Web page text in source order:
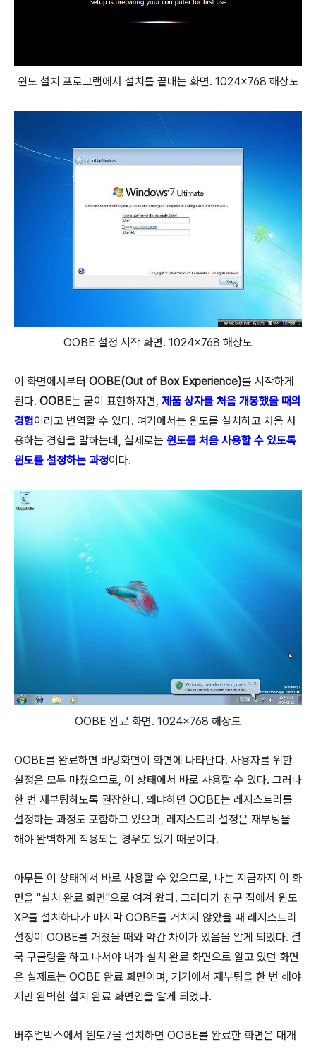
윈도 설치 프로그램에서 설치를 끝내는 화면. 1024×768 해상도
OOBE 설정 시작 화면. 1024×768 해상도
이 화면에서부터 OOBE(Out of Box Experience)를 시작하게
된다. OOBE는 굳이 표현하자면, 제품 상자를 처음 개봉했을 때의
경험이라고 번역할 수 있다. 여기에서는 윈도를 설치하고 처음 사
용하는 경험을 말하는데, 실제로는 윈도를 처음 사용할 수 있도록
윈도를 설정하는 과정이다.
OOBE 완료 화면. 1024×768 해상도
OOBE를 완료하면 바탕화면이 화면에 나타난다. 사용자를 위한
설정은 모두 마쳤으므로, 이 상태에서 바로 사용할 수 있다. 그러나
한 번 재부팅하도록 권장한다. 왜냐하면 OOBE는 레지스트리를
설정하는 과정도 포함하고 있으며, 레지스트리 설정은 재부팅을
해야 완벽하게 적용되는 경우도 있기 때문이다.
아무튼 이 상태에서 바로 사용할 수 있으므로, 나는 지금까지 이 화
면을 "설치 완료 화면"으로 여겨 왔다. 그러다가 친구 집에서 윈도
XP를 설치하다가 마지막 OOBE를 거치지 않았을 때 레지스트리
설정이 OOBE를 거쳤을 때와 약간 차이가 있음을 알게 되었다. 결
국 구글링을 하고 나서야 내가 설치 완료 화면으로 알고 있던 화면
은 실제로는 OOBE 완료 화면이며, 거기에서 재부팅을 한 번 해야
지만 완벽한 설치 완료 화면임을 알게 되었다.
버추얼박스에서 윈도7을 설치하면 OOBE를 완료한 화면은 대개